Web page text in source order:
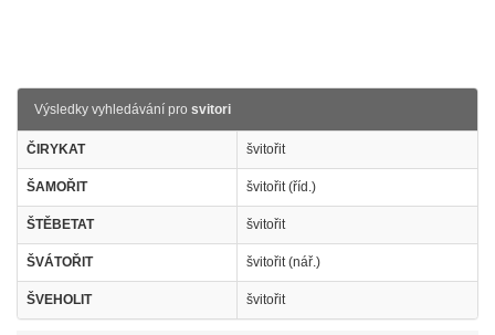
Výsledky vyhledávání pro svitori
ČIRYKAT švitořit
ŠAMOŘIT švitořit (říd.)
ŠTĚBETAT švitořit
ŠVÁTOŘIT švitořit (nář.)
ŠVEHOLIT švitořit